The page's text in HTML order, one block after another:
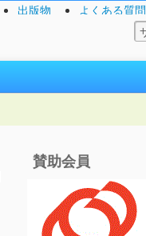
出版物 よくある質問
賛助会員